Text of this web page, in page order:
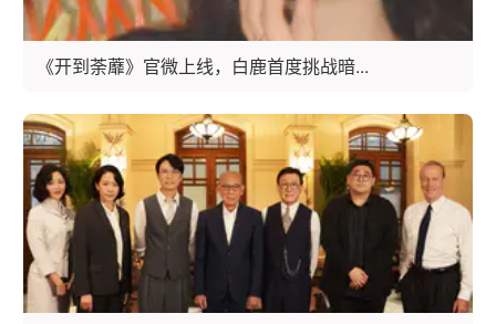
《开到荼蘼》官微上线，白鹿首度挑战暗...